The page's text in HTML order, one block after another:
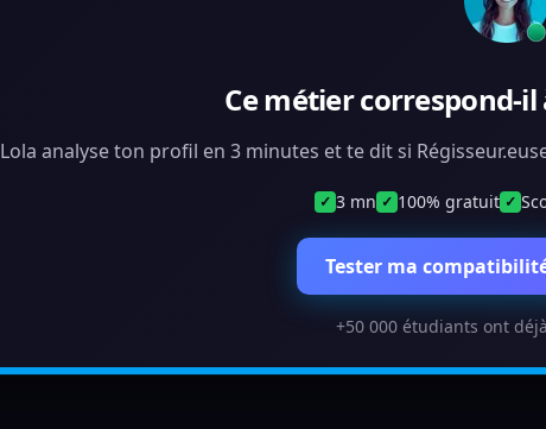
Ce métier correspond-
Lola analyse ton profil en 3 minutes et te dit si
✓ 3 mn ✓ 100% gratuit ✓
Tester ma
+50 000 étudiants ont